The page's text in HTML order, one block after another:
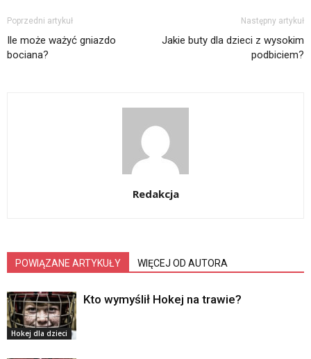
Poprzedni artykuł
Ile może ważyć gniazdo
bociana?
Następny artykuł
Jakie buty dla dzieci z wysokim
podbiciem?
Redakcja
POWIĄZANE ARTYKUŁY WIĘCEJ OD AUTORA
Hokej dla dzieci
Kto wymyślił Hokej na trawie?